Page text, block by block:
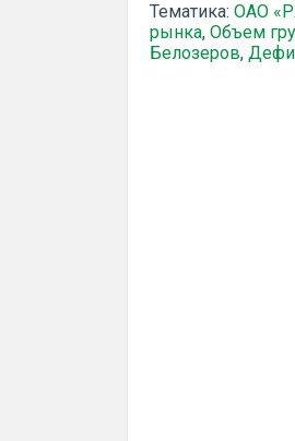
Тематика: ОАО
рынка, Объем
Белозеров,